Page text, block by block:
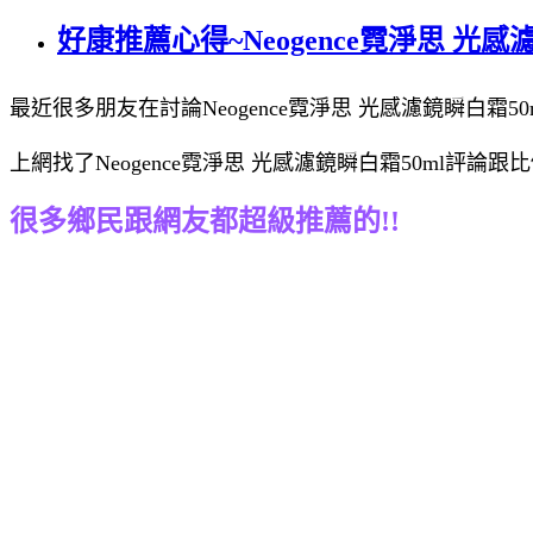
好康推薦心得~Neogence霓淨思 光感
最近很多朋友在討論Neogence霓淨思 光感濾鏡瞬白霜
上網找了Neogence霓淨思 光感濾鏡瞬白霜50ml評論跟
很多鄉民跟網友都超級推薦的!!